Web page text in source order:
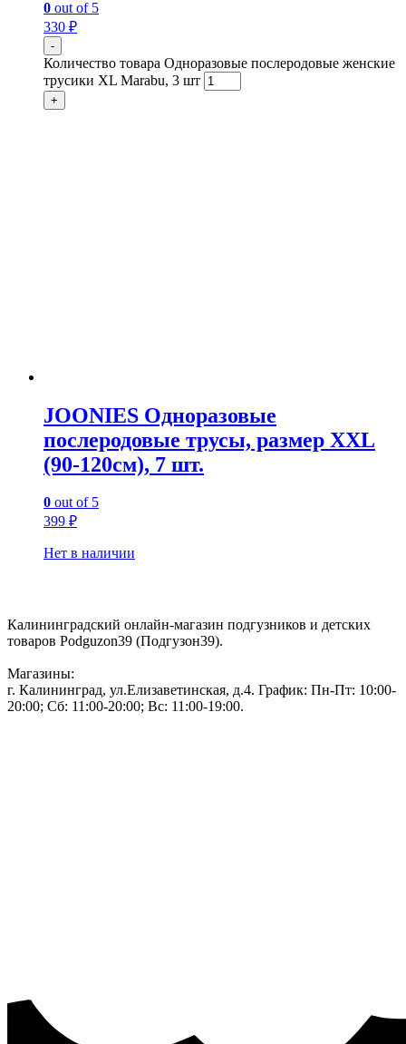
0 out of 5
330 ₽
-
Количество товара Одноразовые послеродовые женские
трусики XL Marabu, 3 шт
+
JOONIES Одноразовые
послеродовые трусы, размер XXL
(90-120см), 7 шт.
0 out of 5
399 ₽
Нет в наличии
Калининградский онлайн-магазин подгузников и детских
товаров Podguzon39 (Подгузон39).
Магазины:
г. Калининград, ул.Елизаветинская, д.4. График: Пн-Пт: 10:00-
20:00; Сб: 11:00-20:00; Вс: 11:00-19:00.